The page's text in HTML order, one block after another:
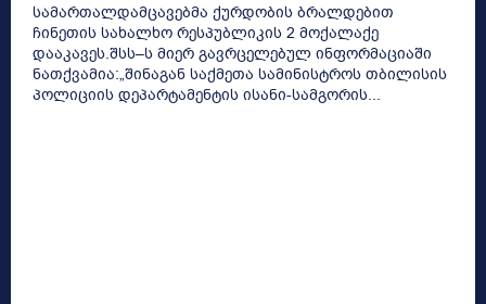
სამართალდამცავებმა ქურდობის ბრალდებით
ჩინეთის სახალხო რესპუბლიკის 2 მოქალაქე
დააკავეს.შსს–ს მიერ გავრცელებულ ინფორმაციაში
ნათქვამია:„შინაგან საქმეთა სამინისტროს თბილისის
პოლიციის დეპარტამენტის ისანი-სამგორის...